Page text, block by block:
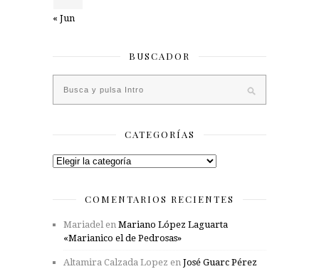
« Jun
BUSCADOR
CATEGORÍAS
Categorías
COMENTARIOS RECIENTES
Mariadelen Mariano López Laguarta
«Marianico el de Pedrosas»
Altamira Calzada Lopez en José Guarc Pérez